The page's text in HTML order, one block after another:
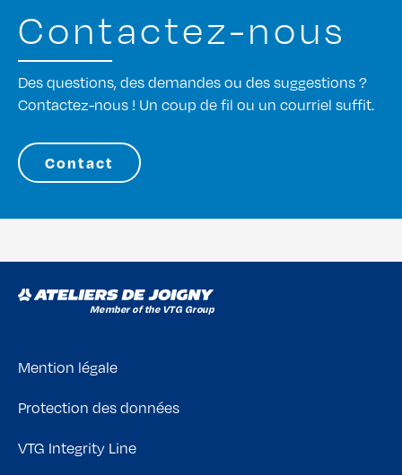
Contactez-nous
Des questions, des demandes ou des suggestions ?
Contactez-nous ! Un coup de fil ou un courriel suffit.
Contact
Mention légale
Protection des données
VTG Integrity Line